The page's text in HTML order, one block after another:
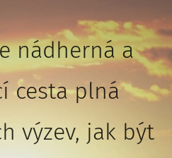
nádherná a
cesta plná
výzev, jak být